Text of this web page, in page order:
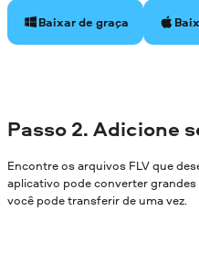
Baixar de graça
Passo 2. Adicione
Encontre os arquivos FLV que
aplicativo pode converter
você pode transferir de uma vez.